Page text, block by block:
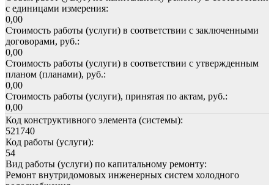
с единицами измерения:
0,00
Стоимость работы (услуги) в соответствии с заключенными
договорами, руб.:
0,00
Стоимость работы (услуги) в соответствии с утвержденным
планом (планами), руб.:
0,00
Стоимость работы (услуги), принятая по актам, руб.:
0,00
Код конструктивного элемента (системы):
521740
Код работы (услуги):
54
Вид работы (услуги) по капитальному ремонту:
Ремонт внутридомовых инженерных систем холодного